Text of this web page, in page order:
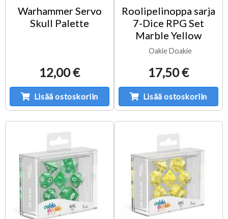
Warhammer Servo
Skull Palette
12,00 €
Lisää ostoskoriin
Roolipelinoppa sarja
7-Dice RPG Set
Marble Yellow
Oakie Doakie
17,50 €
Lisää ostoskoriin